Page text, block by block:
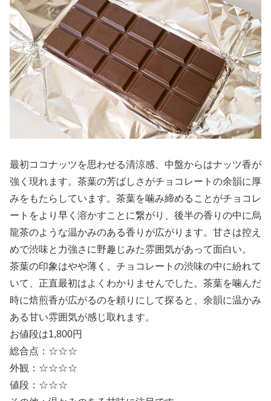
最初ココナッツを思わせる清涼感、中盤からはナッツ香が
強く現れます。茶葉の芳ばしさがチョコレートの余韻に厚
みをもたらしています。茶葉を噛み締めることがチョコレ
ートをより早く溶かすことに繋がり、後半の香りの中に烏
龍茶のような温かみのある香りが広がります。甘さは控え
めで渋味と力強さに野趣じみた雰囲気があって面白い。
茶葉の印象はやや薄く、チョコレートの渋味の中に紛れて
いて、正直最初はよくわかりませんでした。茶葉を噛んだ
時に焙煎香が広がるのを頼りにして探ると、余韻に温かみ
ある甘い雰囲気が感じ取れます。
お値段は1,800円
総合点：☆☆☆
外観：☆☆☆☆
値段：☆☆☆